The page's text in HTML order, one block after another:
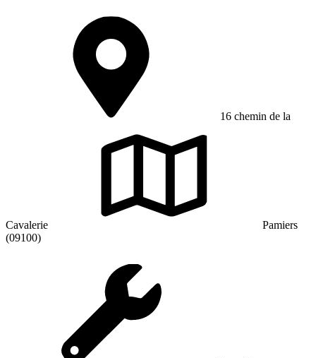
16 chemin de la
Cavalerie
Pamiers
(09100)